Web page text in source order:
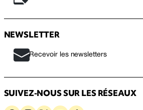
NEWSLETTER
Recevoir les newsletters
SUIVEZ-NOUS SUR LES RÉSEAUX